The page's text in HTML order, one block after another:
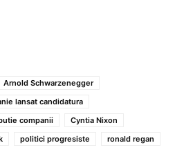
Arnold Schwarzenegger
lansat candidatura
companii
Cyntia Nixon
politici progresiste
ronald regan